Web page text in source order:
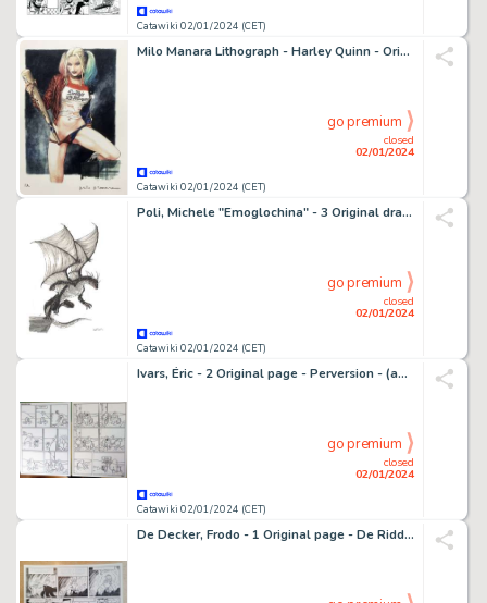
Catawiki 02/01/2024 (CET)
Milo Manara Lithograph - Harley Quinn - Original Signed 21,5 x 29,5 cm - Suicide Squad
Catawiki 02/01/2024 (CET)
closed
02/01/2024
go premium
Poli, Michele "Emoglochina" - 3 Original drawing - Triptych: Flight of the Young Dragon - 2023
Catawiki 02/01/2024 (CET)
closed
02/01/2024
go premium
Ivars, Éric - 2 Original page - Perversion - (années 1990)
Catawiki 02/01/2024 (CET)
closed
02/01/2024
go premium
De Decker, Frodo - 1 Original page - De Ridder - Ariel - 2023